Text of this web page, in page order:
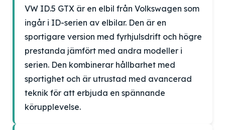
VW ID.5 GTX är en elbil från Volkswagen som
ingår i ID-serien av elbilar. Den är en
sportigare version med fyrhjulsdrift och högre
prestanda jämfört med andra modeller i
serien. Den kombinerar hållbarhet med
sportighet och är utrustad med avancerad
teknik för att erbjuda en spännande
körupplevelse.